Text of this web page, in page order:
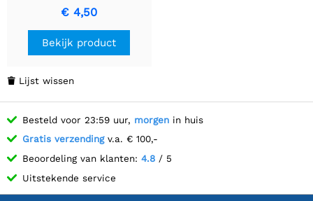
35,7mm Diameter
€ 4,50
Bekijk product
 Lijst wissen
Besteld voor 23:59 uur, morgen in huis
Gratis verzendingv.a. € 100,-
Beoordeling van klanten: 4.8 / 5
Uitstekende service